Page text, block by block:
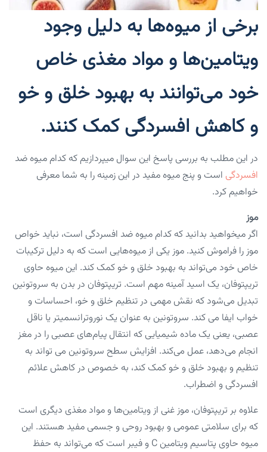
برخی از میوه‌ها به دلیل وجود
ویتامین‌ها و مواد مغذی خاص
خود می‌توانند به بهبود خلق و خو
و کاهش افسردگی کمک کنند.
در این مطلب به بررسی پاسخ این سوال میپردازیم که کدام میوه ضد
افسردگی است و پنج میوه مفید در این زمینه را به شما معرفی
خواهیم کرد.
موز
اگر میخواهید بدانید که کدام میوه ضد افسردگی است، نباید خواص
موز را فراموش کنید. موز یکی از میوه‌هایی است که به دلیل ترکیبات
خاص خود می‌تواند به بهبود خلق و خو کمک کند. این میوه حاوی
تریپتوفان، یک اسید آمینه مهم است. تریپتوفان در بدن به سروتونین
تبدیل می‌شود که نقش مهمی در تنظیم خلق و خو، احساسات و
خواب ایفا می کند. سروتونین به عنوان یک نوروترانسمیتر یا ناقل
عصبی، یعنی یک ماده شیمیایی که انتقال پیام‌های عصبی را در مغز
انجام می‌دهد، عمل می‌کند. افزایش سطح سروتونین می تواند به
تنظیم و بهبود خلق و خو کمک کند، به خصوص در کاهش علائم
افسردگی و اضطراب.
علاوه بر تریپتوفان، موز غنی از ویتامین‌ها و مواد مغذی دیگری است
که برای سلامتی عمومی و بهبود روحی و جسمی مفید هستند. این
میوه حاوی پتاسیم ویتامین C و فیبر است که می‌تواند به حفظ